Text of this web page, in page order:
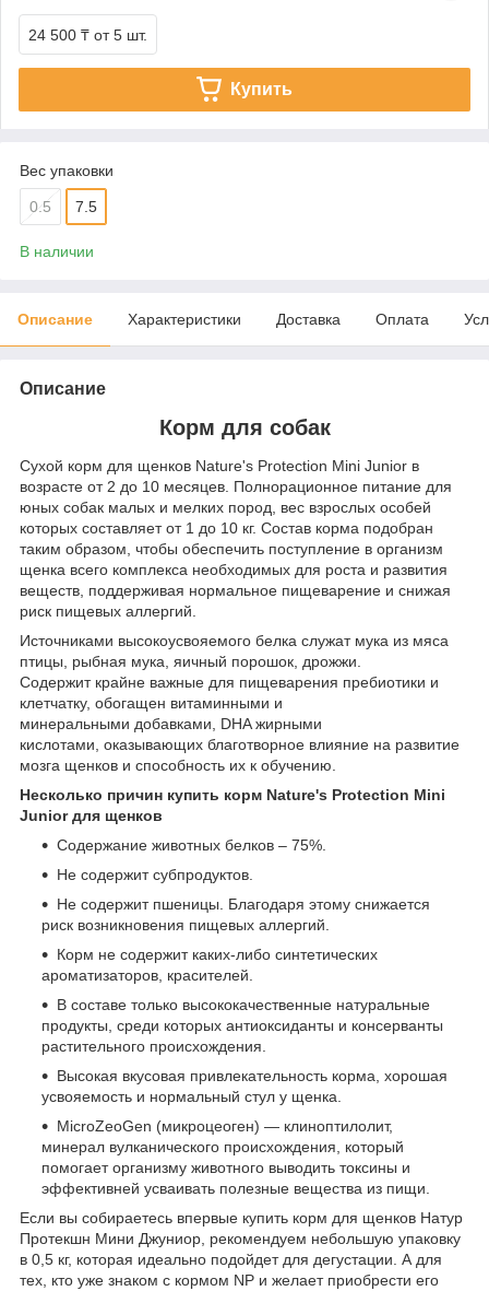
24 500 ₸ от 5 шт.
Купить
Вес упаковки
0.5 7.5
В наличии
Описание Характеристики Доставка Оплата
Описание
Корм для собак
Сухой корм для щенков Nature's Protection Mini Junior в
возрасте от 2 до 10 месяцев. Полнорационное питание для
юных собак малых и мелких пород, вес взрослых особей
которых составляет от 1 до 10 кг. Состав корма подобран
таким образом, чтобы обеспечить поступление в организм
щенка всего комплекса необходимых для роста и развития
веществ, поддерживая нормальное пищеварение и снижая
риск пищевых аллергий.
Источниками высокоусвояемого белка служат мука из мяса
птицы, рыбная мука, яичный порошок, дрожжи.
Содержит крайне важные для пищеварения пребиотики и
клетчатку, обогащен витаминными и
минеральными добавками, DHA жирными
кислотами, оказывающих благотворное влияние на развитие
мозга щенков и способность их к обучению.
Несколько причин купить корм Nature's Protection Mini
Junior для щенков
Содержание животных белков – 75%.
Не содержит субпродуктов.
Не содержит пшеницы. Благодаря этому снижается
риск возникновения пищевых аллергий.
Корм не содержит каких-либо синтетических
ароматизаторов, красителей.
В составе только высококачественные натуральные
продукты, среди которых антиоксиданты и консерванты
растительного происхождения.
Высокая вкусовая привлекательность корма, хорошая
усвояемость и нормальный стул у щенка.
MicroZeoGen (микроцеоген) — клиноптилолит,
минерал вулканического происхождения, который
помогает организму животного выводить токсины и
эффективней усваивать полезные вещества из пищи.
Если вы собираетесь впервые купить корм для щенков Натур
Протекшн Мини Джуниор, рекомендуем небольшую упаковку
в 0,5 кг, которая идеально подойдет для дегустации. А для
тех, кто уже знаком с кормом NP и желает приобрести его